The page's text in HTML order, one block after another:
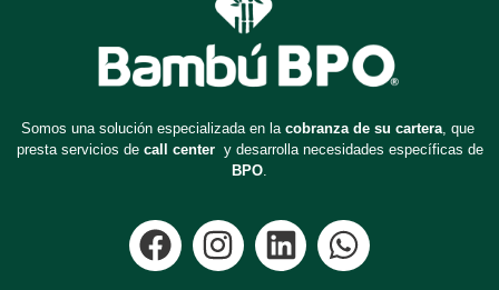
Somos una solución especializada en la cobranza de su cartera, que
presta servicios de call centery desarrolla necesidades específicas de
BPO.